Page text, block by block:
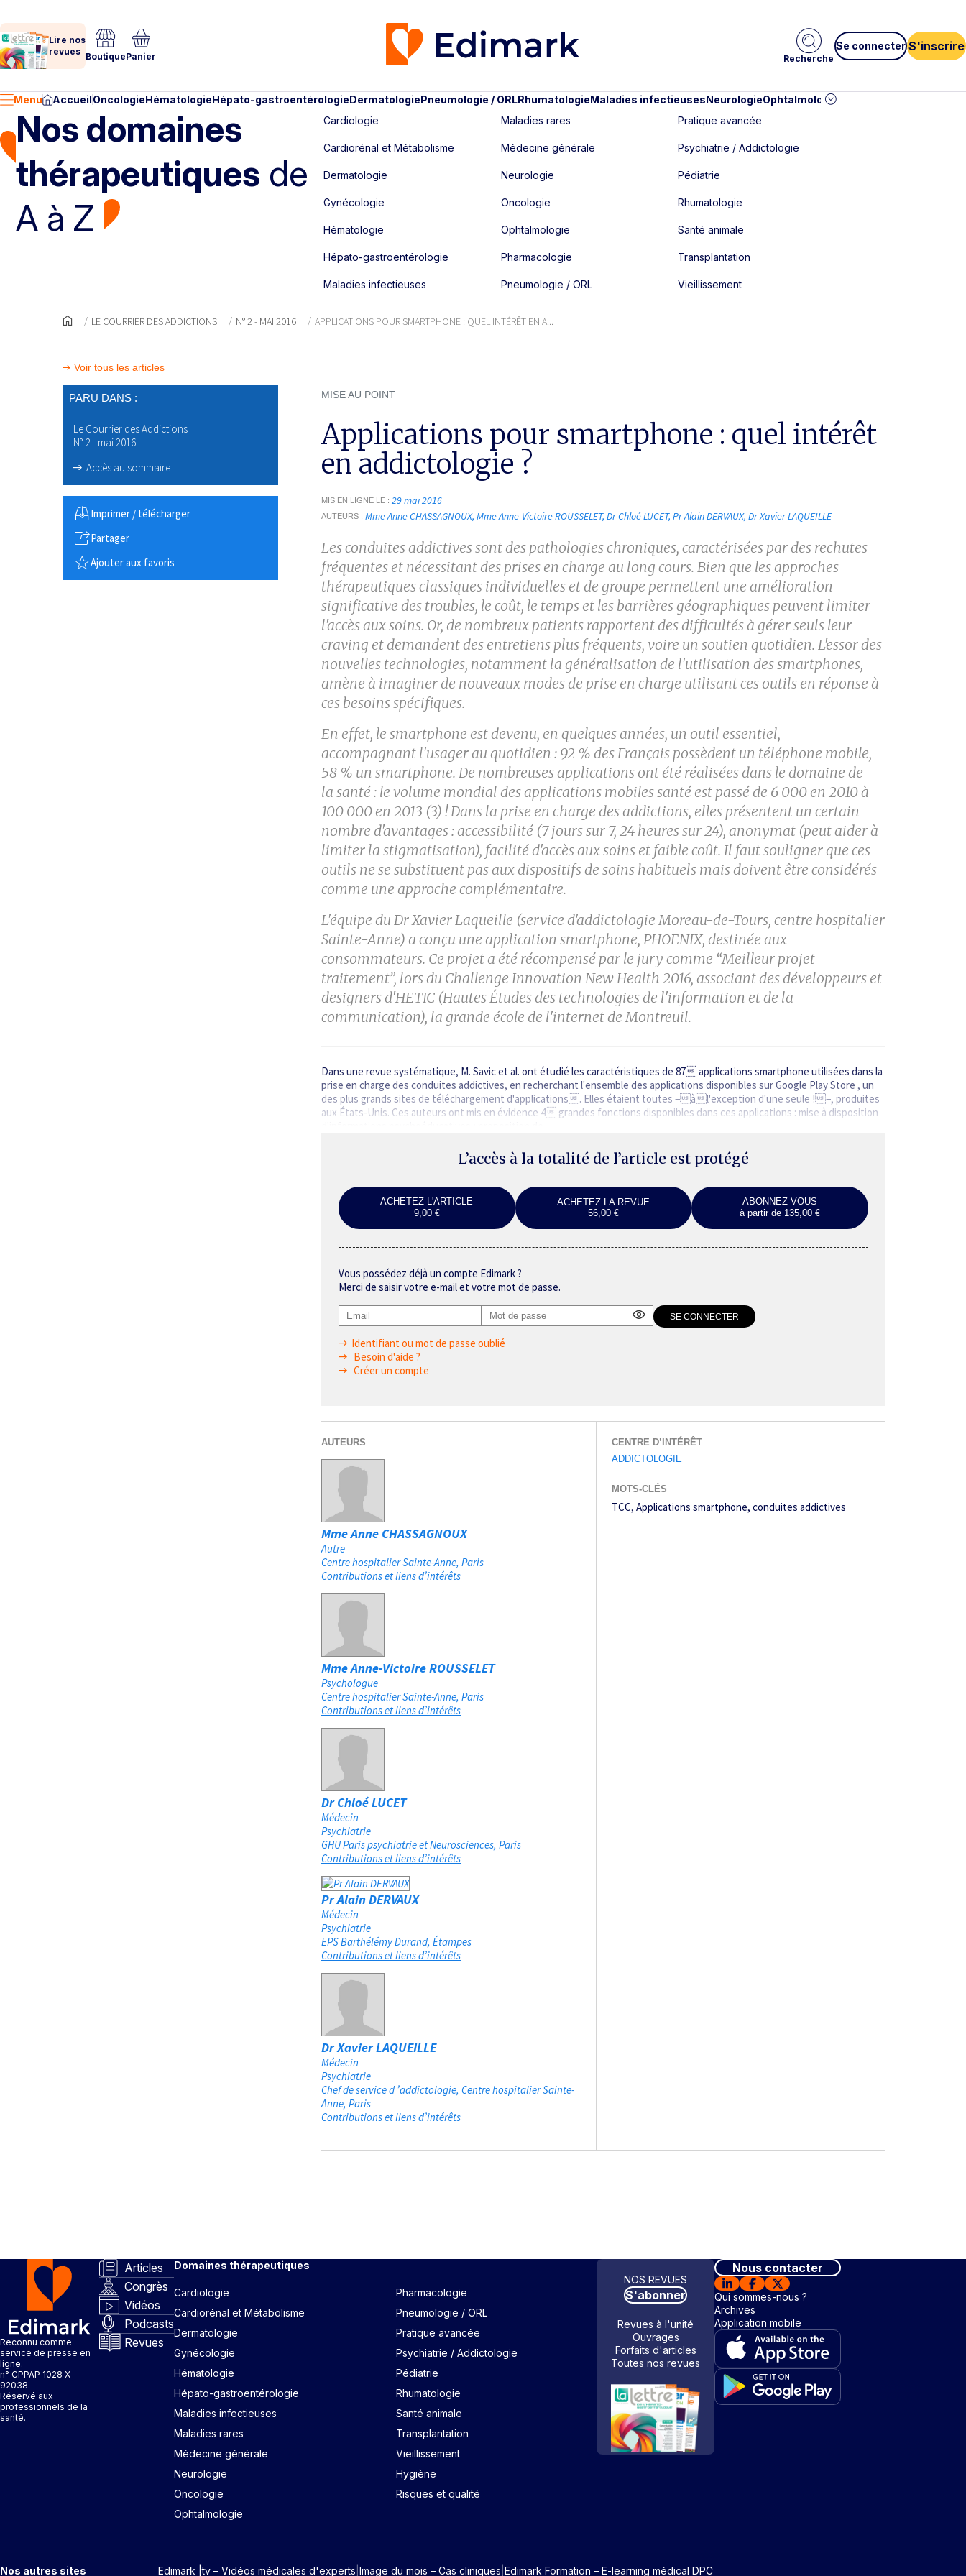
Lire nos
revues BoutiquePanier Recherche
Se connecter S'inscrire
Menu AccueilOncologieHématologieHépato-gastroentérologieDermatologiePneumologie / ORLRhumatologieMaladies infectieusesNeurologieOphtalmologie
Nos domaines
thérapeutiques de
A à Z
Cardiologie
Cardiorénal et Métabolisme
Dermatologie
Gynécologie
Hématologie
Hépato-gastroentérologie
Maladies infectieuses
Maladies rares
Médecine générale
Neurologie
Oncologie
Ophtalmologie
Pharmacologie
Pneumologie / ORL
Pratique avancée
Psychiatrie / Addictologie
Pédiatrie
Rhumatologie
Santé animale
Transplantation
Vieillissement
LE COURRIER DES ADDICTIONS N° 2 - MAI 2016 APPLICATIONS POUR SMARTPHONE : QUEL INTÉRÊT EN A...
Voir tous les articles
PARU DANS :
Le Courrier des Addictions
N° 2 - mai 2016
Accès au sommaire
Imprimer / télécharger
Partager
Ajouter aux favoris
MISE AU POINT
Applications pour smartphone : quel intérêt
en addictologie ?
MIS EN LIGNE LE 29 mai 2016
AUTEURS Mme Anne CHASSAGNOUX Mme Anne-Victoire ROUSSELET Dr Chloé LUCET Pr Alain DERVAUX Dr Xavier LAQUEILLE
Les conduites addictives sont des pathologies chroniques, caractérisées par des rechutes
fréquentes et nécessitant des prises en charge au long cours. Bien que les approches
thérapeutiques classiques individuelles et de groupe permettent une amélioration
significative des troubles, le coût, le temps et les barrières géographiques peuvent limiter
l'accès aux soins. Or, de nombreux patients rapportent des difficultés à gérer seuls leur
craving et demandent des entretiens plus fréquents, voire un soutien quotidien. L'essor des
nouvelles technologies, notamment la généralisation de l'utilisation des smartphones,
amène à imaginer de nouveaux modes de prise en charge utilisant ces outils en réponse à
ces besoins spécifiques.
En effet, le smartphone est devenu, en quelques années, un outil essentiel,
accompagnant l'usager au quotidien : 92 % des Français possèdent un téléphone mobile,
58 % un smartphone. De nombreuses applications ont été réalisées dans le domaine de
la santé : le volume mondial des applications mobiles santé est passé de 6 000 en 2010 à
100 000 en 2013 (3) ! Dans la prise en charge des addictions, elles présentent un certain
nombre d'avantages : accessibilité (7 jours sur 7, 24 heures sur 24), anonymat (peut aider à
limiter la stigmatisation), facilité d'accès aux soins et faible coût. Il faut souligner que ces
outils ne se substituent pas aux dispositifs de soins habituels mais doivent être considérés
comme une approche complémentaire.
L'équipe du Dr Xavier Laqueille (service d'addictologie Moreau-de-Tours, centre hospitalier
Sainte-Anne) a conçu une application smartphone, PHOENIX, destinée aux
consommateurs. Ce projet a été récompensé par le jury comme “Meilleur projet
traitement”, lors du Challenge Innovation New Health 2016, associant des développeurs et
designers d'HETIC (Hautes Études des technologies de l'information et de la
communication), la grande école de l'internet de Montreuil.
Dans une revue systématique, M. Savic et al. ont étudié les caractéristiques de 87 applications smartphone utilisées dans la
prise en charge des conduites addictives, en recherchant l'ensemble des applications disponibles sur Google Play Store , un
des plus grands sites de téléchargement d'applications. Elles étaient toutes −àl'exception d'une seule !−, produites
aux États-Unis. Ces auteurs ont mis en évidence 4 grandes fonctions disponibles dans ces applications : mise à disposition
L’accès à la totalité de l’article est protégé
ACHETEZ L'ARTICLE
9,00 €
ACHETEZ LA REVUE
56,00 €
ABONNEZ-VOUS
à partir de 135,00 €
Vous possédez déjà un compte Edimark ?
Merci de saisir votre e-mail et votre mot de passe.
Identifiant ou mot de passe oublié
Besoin d'aide ?
Créer un compte
AUTEURS
Mme Anne CHASSAGNOUX
Autre
Centre hospitalier Sainte-Anne Paris
Contributions et liens d’intérêts
Mme Anne-Victoire ROUSSELET
Psychologue
Centre hospitalier Sainte-Anne Paris
Contributions et liens d’intérêts
Dr Chloé LUCET
Médecin
Psychiatrie
GHU Paris psychiatrie et Neurosciences Paris
Contributions et liens d’intérêts
Pr Alain DERVAUX
Médecin
Psychiatrie
EPS Barthélémy Durand Étampes
Contributions et liens d’intérêts
Dr Xavier LAQUEILLE
Médecin
Psychiatrie
Chef de service d ’addictologie, Centre hospitalier Sainte-
Anne Paris
Contributions et liens d’intérêts
CENTRE D’INTÉRÊT
ADDICTOLOGIE
MOTS-CLÉS
TCC Applications smartphone conduites addictives
Reconnu comme
service de presse en
ligne.
n° CPPAP 1028 X
92038.
Réservé aux
professionnels de la
santé.
Articles
Congrès
Vidéos
Podcasts
Revues
Domaines thérapeutiques
Cardiologie
Cardiorénal et Métabolisme
Dermatologie
Gynécologie
Hématologie
Hépato-gastroentérologie
Maladies infectieuses
Maladies rares
Médecine générale
Neurologie
Oncologie
Ophtalmologie
Pharmacologie
Pneumologie / ORL
Pratique avancée
Psychiatrie / Addictologie
Pédiatrie
Rhumatologie
Santé animale
Transplantation
Vieillissement
Hygiène
Risques et qualité
NOS REVUES
S'abonner
Revues à l'unité
Ouvrages
Forfaits d'articles
Toutes nos revues
Nous contacter
Qui sommes-nous ?
Archives
Application mobile
Nos autres sites Edimark |tv – Vidéos médicales d'experts Image du mois – Cas cliniques Edimark Formation – E-learning médical DPC